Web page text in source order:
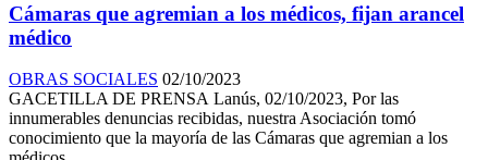
Cámaras que agremian a los médicos, fijan arancel
médico
OBRAS SOCIALES 02/10/2023
GACETILLA DE PRENSA Lanús, 02/10/2023, Por las
innumerables denuncias recibidas, nuestra Asociación tomó
conocimiento que la mayoría de las Cámaras que agremian a los